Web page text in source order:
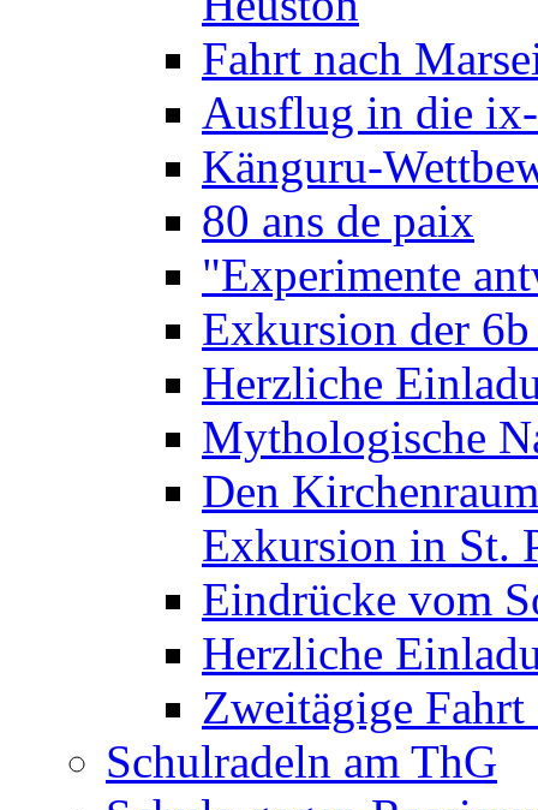
Fahrt nach
Ausflug in die
Känguru-
80 ans de paix
"Experimente
Exkursion der
Herzliche
Mythologische
Den
Exkursion in St.
Eindrücke vom
Herzliche
Zweitägige
Schulradeln am ThG